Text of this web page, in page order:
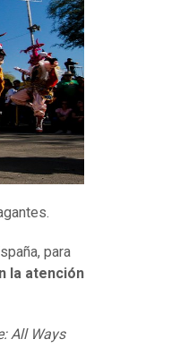
para
la atención
All Ways